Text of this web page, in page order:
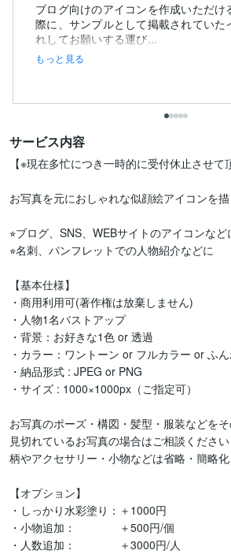
ブログ向けのアイコンを作成いただけ
際に、サンプルとして掲載されていた
れしてお願いする運び...
もっと見る
サービス内容
【※現在多忙につき一時的に受付休止させて
お写真を元におしゃれな似顔絵アイコンを描
⭐︎ブログ、SNS、WEBサイトのアイコンなど
⭐︎名刺、パンフレットでの人物紹介などに
【基本仕様】
・商用利用可(著作権は放棄しません)
・人物1名バストアップ
・背景：お好きな1色 or 透過
・カラー：ワントーン or フルカラー or ふ
・納品形式 : JPEG or PNG
・サイズ : 1000×1000px（ご指定可）
お写真のポーズ・構図・髪型・服装などを
見切れているお写真の場合はご相談ください
柄やアクセサリー・小物などは省略・簡略
【オプション】
・しっかり水彩塗り：＋1000円
・小物追加：　　　　＋500円/個
・人数追加：　　　　＋3000円/人